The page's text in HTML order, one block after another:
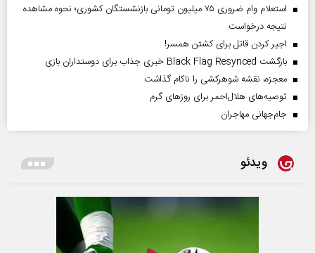
استعلام وام ضروری ۷۵ میلیون تومانی بازنشستگان کشوری؛ نحوه مشاهده
نتیجه درخواست
اجیر کردن قاتل برای کشتن همسر!
بازگشت Black Flag Resynced خبری جذاب برای دوستداران بازی
معجزه، نقشه شوهرکشی را ناکام گذاشت
توصیه‌های هلال‌احمر برای روز‌های گرم
جام‌جهانی مهاجران
ویدئو